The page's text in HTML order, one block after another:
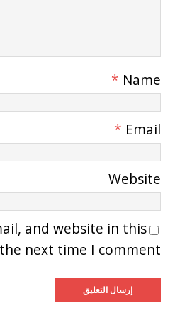
Name
*
Email
*
Website
and website in this
next time I comment.